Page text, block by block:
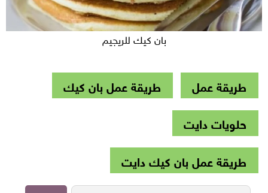
بان كيك للريجيم
طريقة عمل
طريقة عمل بان كيك
حلويات دايت
طريقة عمل بان كيك دايت